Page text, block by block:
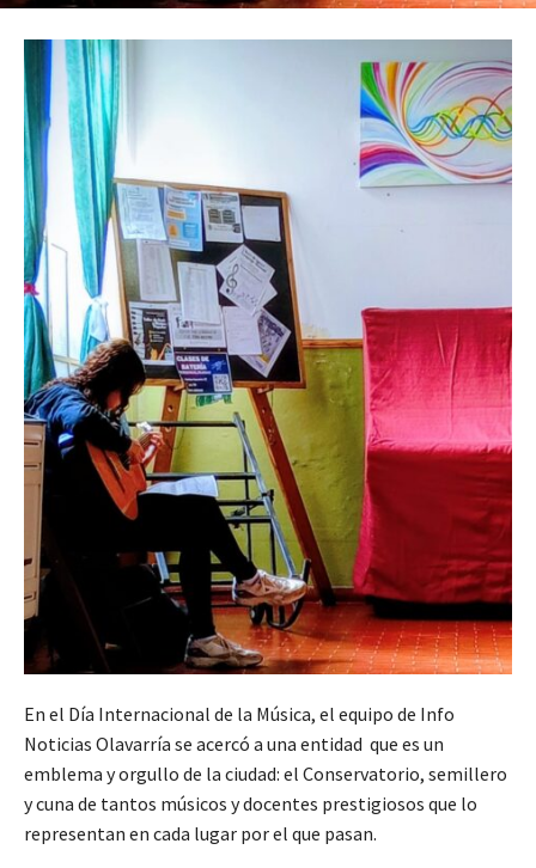
En el Día Internacional de la Música, el equipo de Info
Noticias Olavarría se acercó a una entidad que es un
emblema y orgullo de la ciudad: el Conservatorio, semillero
y cuna de tantos músicos y docentes prestigiosos que lo
representan en cada lugar por el que pasan.